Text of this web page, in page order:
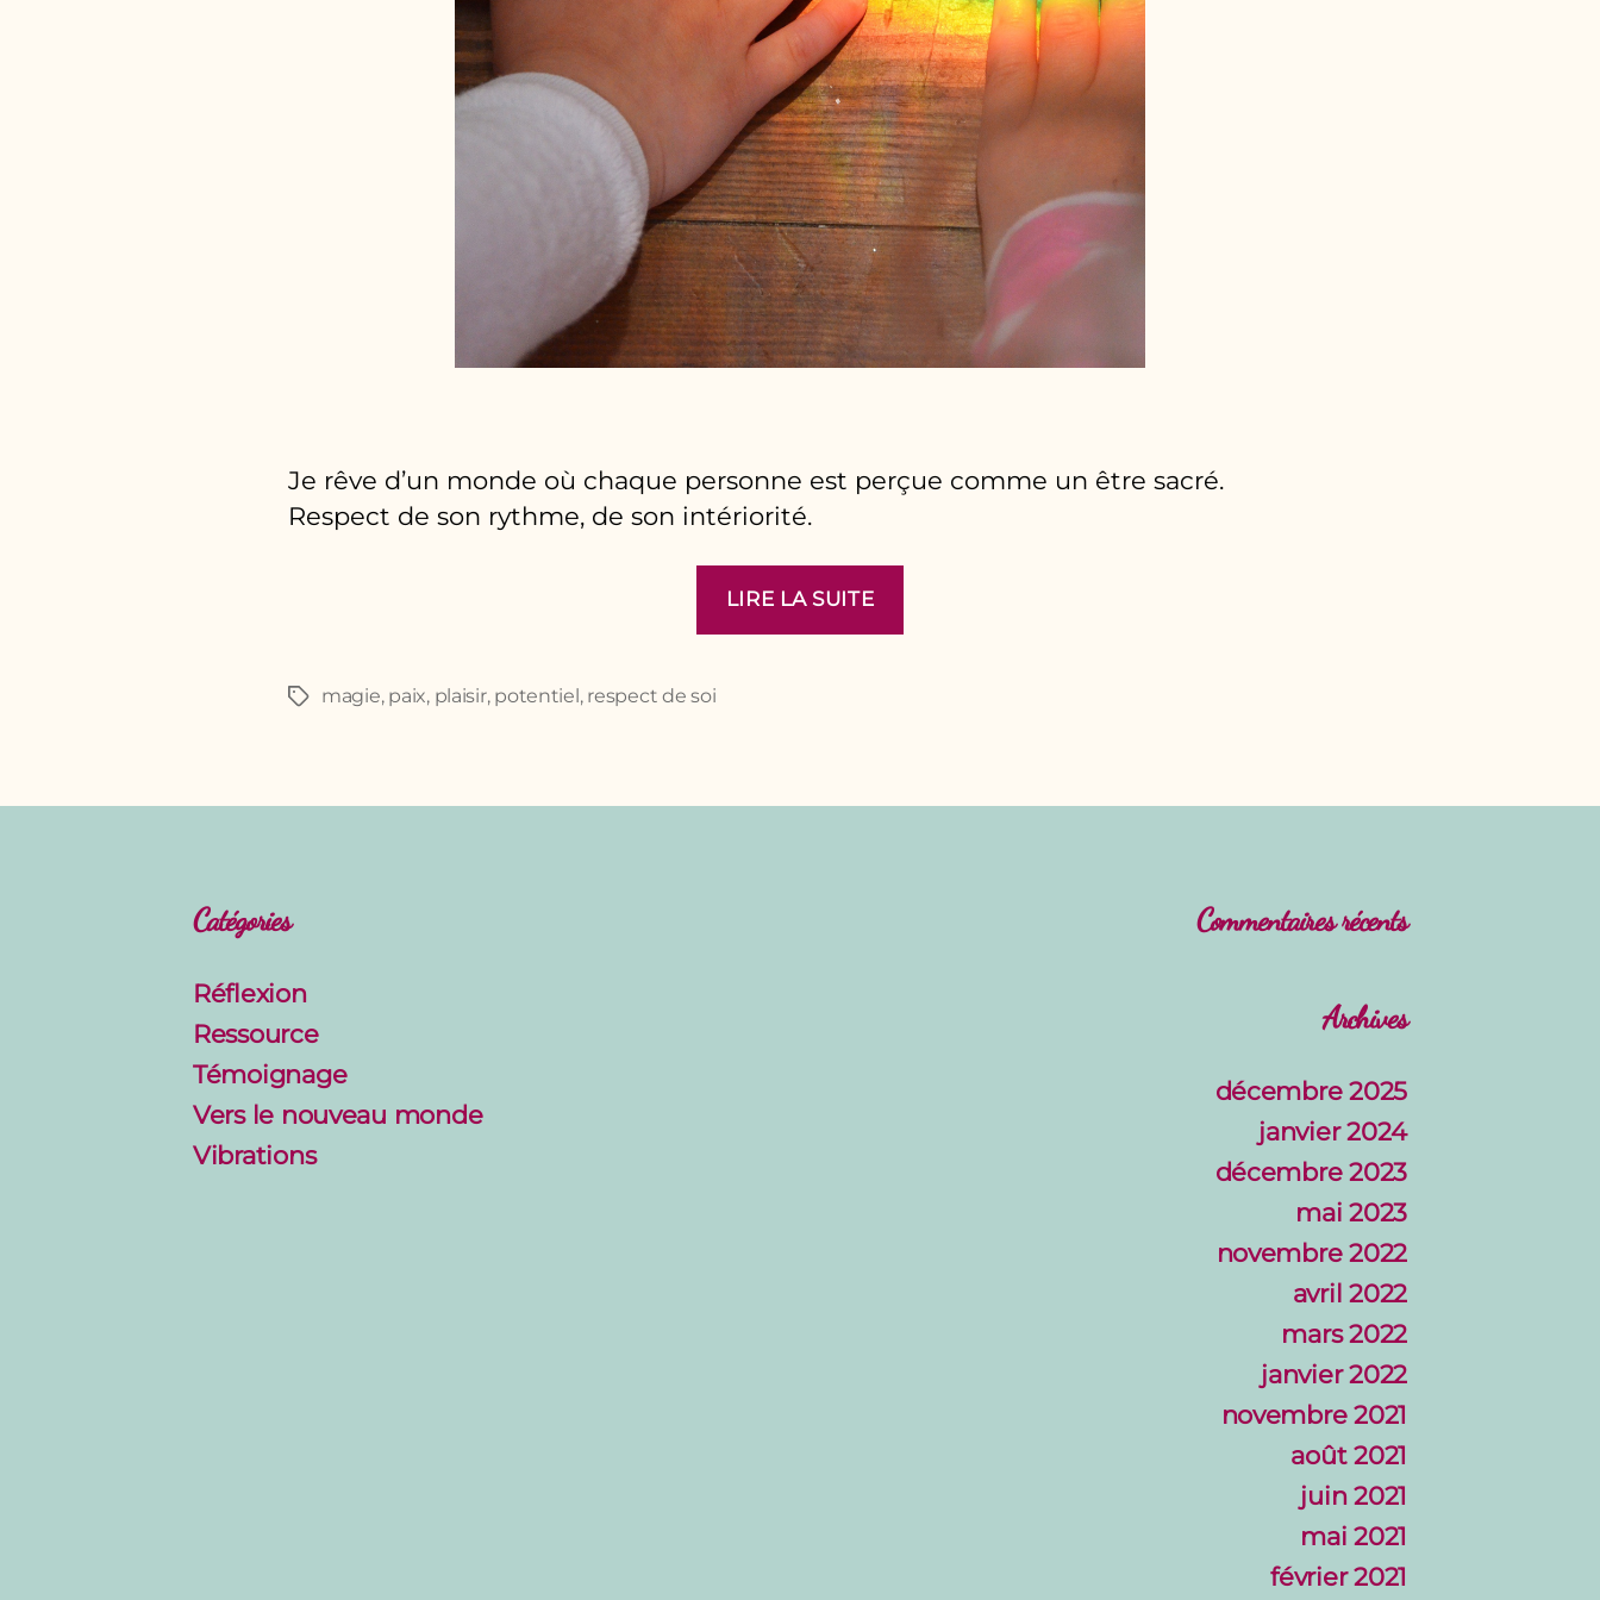
Je rêve d’un monde où chaque personne est perçue comme un être sacré.
Respect de son rythme, de son intériorité.
LIRE LA SUITE
Étiquettes
magie, paix, plaisir, potentiel, respect de soi
Catégories
Réflexion
Ressource
Témoignage
Vers le nouveau monde
Vibrations
Commentaires récents
Archives
décembre 2025
janvier 2024
décembre 2023
mai 2023
novembre 2022
avril 2022
mars 2022
janvier 2022
novembre 2021
août 2021
juin 2021
mai 2021
février 2021